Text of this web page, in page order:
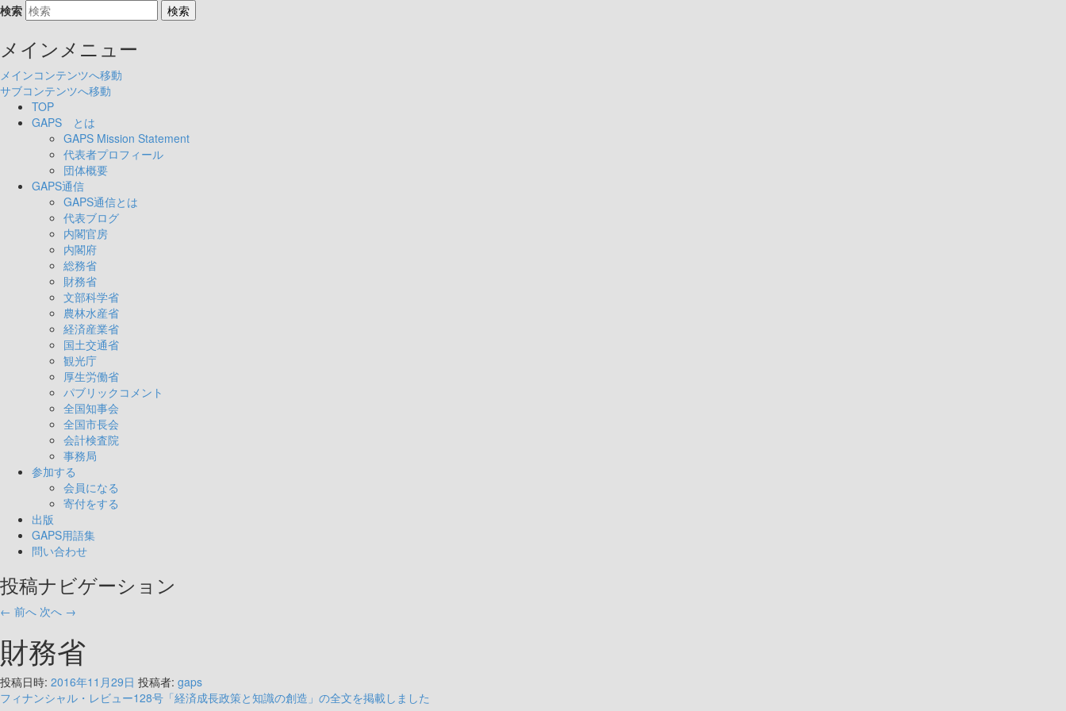
自治体関係者の皆さん、一緒に問題を解決しませんか？
検索
メインメニュー
メインコンテンツへ移動
サブコンテンツへ移動
TOP
GAPS とは
GAPS Mission Statement
代表者プロフィール
団体概要
GAPS通信
GAPS通信とは
代表ブログ
内閣官房
内閣府
総務省
財務省
文部科学省
農林水産省
経済産業省
国土交通省
観光庁
厚生労働省
パブリックコメント
全国知事会
全国市長会
会計検査院
事務局
参加する
会員になる
寄付をする
出版
GAPS用語集
問い合わせ
投稿ナビゲーション
← 前へ 次へ →
財務省
投稿日時: 2016年11月29日 投稿者: gaps
フィナンシャル・レビュー128号「経済成長政策と知識の創造」の全文を掲載しました